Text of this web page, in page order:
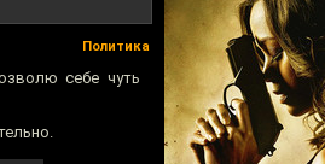
Политика
себе чуть